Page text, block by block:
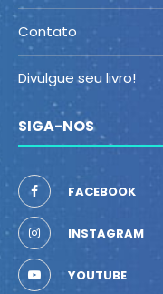
Contato
Divulgue seu livro!
SIGA-NOS
FACEBOOK
INSTAGRAM
YOUTUBE